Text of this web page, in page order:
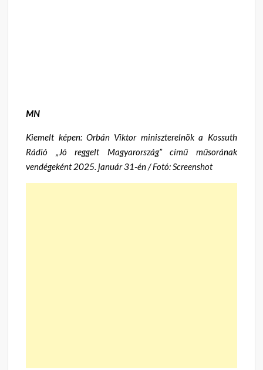
MN
Kiemelt képen: Orbán Viktor miniszterelnök a Kossuth
Rádió „Jó reggelt Magyarország” című műsorának
vendégeként 2025. január 31-én / Fotó: Screenshot